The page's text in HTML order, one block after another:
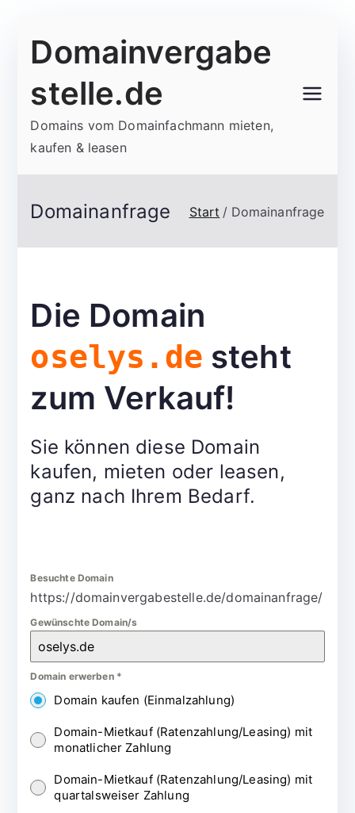
Inhalt
Domainvergabe
stelle.de
Domains vom Domainfachmann mieten,
kaufen & leasen
Domainanfrage Start Domainanfrage
Die Domain
oselys.de steht
zum Verkauf!
Sie können diese Domain
kaufen, mieten oder leasen,
ganz nach Ihrem Bedarf.
Besuchte Domain
https://domainvergabestelle.de/domainanfrage/
Gewünschte Domain/s
Domain erwerben *
Domain kaufen (Einmalzahlung)
Domain-Mietkauf (Ratenzahlung/Leasing) mit
monatlicher Zahlung
Domain-Mietkauf (Ratenzahlung/Leasing) mit
quartalsweiser Zahlung